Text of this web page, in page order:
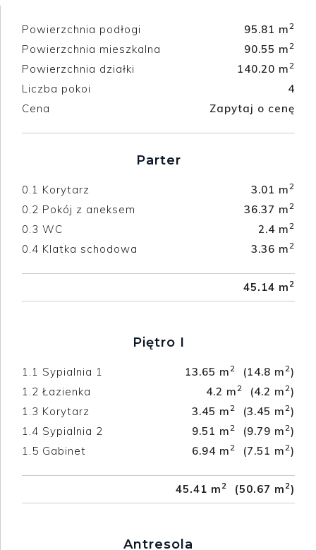
Powierzchnia podłogi 95.81 m2
Powierzchnia mieszkalna 90.55 m2
Powierzchnia działki 140.20 m2
Liczba pokoi
4
Cena
Zapytaj o cenę
Parter
0.1 Korytarz 3.01 m2
0.2 Pokój z aneksem 36.37 m2
0.3 WC 2.4 m2
0.4 Klatka schodowa 3.36 m2
45.14 m 2
Piętro I
1.1 Sypialnia 1 (14.8 m2)
13.65 m2
1.2 Łazienka (4.2 m2)
4.2 m2
1.3 Korytarz (3.45 m2)
3.45 m2
1.4 Sypialnia 2 (9.79 m2)
9.51 m2
1.5 Gabinet (7.51 m2)
6.94 m2
(50.67 m 2)
45.41 m 2
Antresola